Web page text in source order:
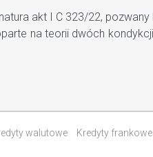
akt I C 323/22,
na teorii dwóch
walutowe Kredyty frankowe